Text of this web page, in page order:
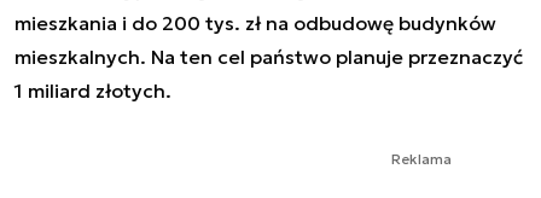
mieszkania i do 200 tys. zł na odbudowę budynków
mieszkalnych. Na ten cel państwo planuje przeznaczyć
1 miliard złotych.
Reklama